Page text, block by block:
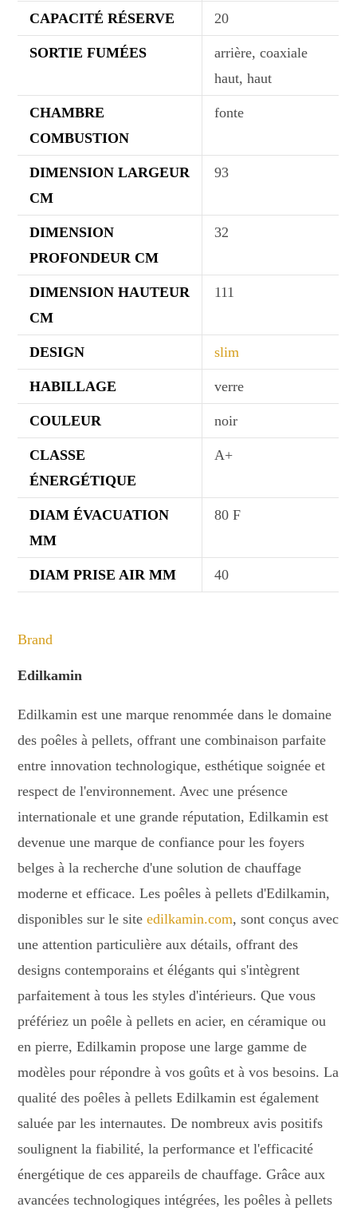
CAPACITÉ RÉSERVE 20
SORTIE FUMÉES
arrière, coaxiale
haut, haut
CHAMBRE
COMBUSTION
fonte
DIMENSION LARGEUR
CM
93
DIMENSION
PROFONDEUR CM
32
DIMENSION HAUTEUR
CM
111
DESIGN slim
HABILLAGE verre
COULEUR noir
CLASSE
ÉNERGÉTIQUE
A+
DIAM ÉVACUATION
MM
80 F
DIAM PRISE AIR MM 40
Brand
Edilkamin
Edilkamin est une marque renommée dans le domaine
des poêles à pellets, offrant une combinaison parfaite
entre innovation technologique, esthétique soignée et
respect de l'environnement. Avec une présence
internationale et une grande réputation, Edilkamin est
devenue une marque de confiance pour les foyers
belges à la recherche d'une solution de chauffage
moderne et efficace. Les poêles à pellets d'Edilkamin,
disponibles sur le siteedilkamin.com, sont conçus avec
une attention particulière aux détails, offrant des
designs contemporains et élégants qui s'intègrent
parfaitement à tous les styles d'intérieurs. Que vous
préfériez un poêle à pellets en acier, en céramique ou
en pierre, Edilkamin propose une large gamme de
modèles pour répondre à vos goûts et à vos besoins. La
qualité des poêles à pellets Edilkamin est également
saluée par les internautes. De nombreux avis positifs
soulignent la fiabilité, la performance et l'efficacité
énergétique de ces appareils de chauffage. Grâce aux
avancées technologiques intégrées, les poêles à pellets